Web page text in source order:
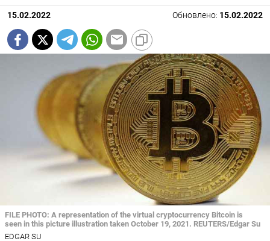
15.02.2022 Обновлено: 15.02.2022
FILE PHOTO: A representation of the virtual cryptocurrency Bitcoin is
seen in this picture illustration taken October 19, 2021. REUTERS/Edgar Su
EDGAR SU